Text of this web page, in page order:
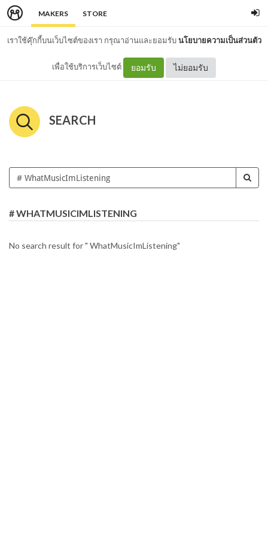
MAKERS STORE
เราใช้คุ๊กกี้บนเว็บไซต์ของเรา กรุณาอ่านและยอมรับนโยบายความเป็นส่วนตัว
เพื่อใช้บริการเว็บไซต์ ยอมรับ ไม่ยอมรับ
SEARCH
# WHATMUSICIMLISTENING
No search result for " WhatMusicImListening"